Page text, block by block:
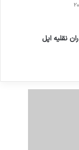
نقلیه اپل